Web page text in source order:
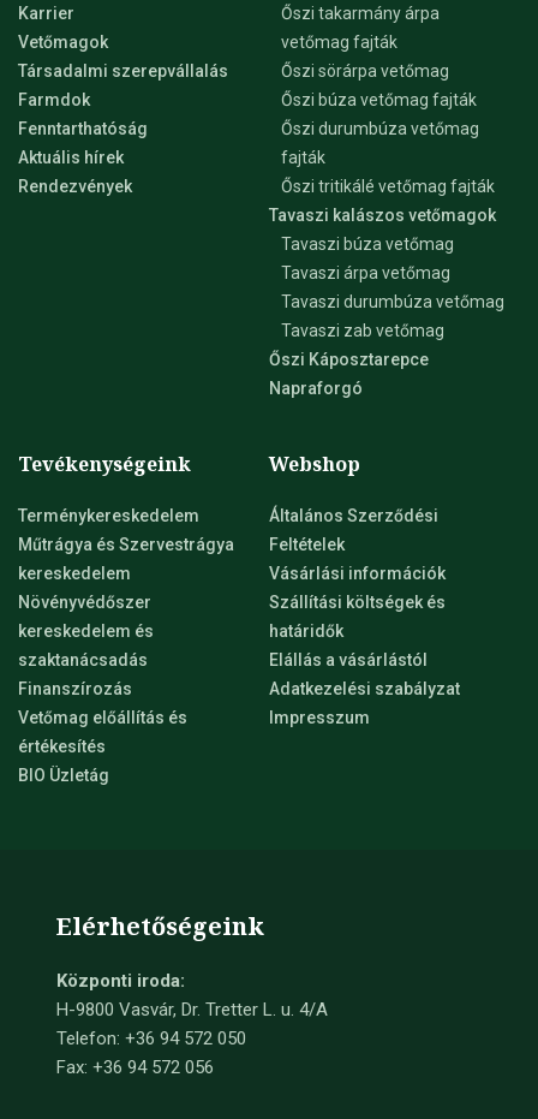
Karrier
Vetőmagok
Társadalmi szerepvállalás
Farmdok
Fenntarthatóság
Aktuális hírek
Rendezvények
Őszi takarmány árpa
vetőmag fajták
Őszi sörárpa vetőmag
Őszi búza vetőmag fajták
Őszi durumbúza vetőmag
fajták
Őszi tritikálé vetőmag fajták
Tavaszi kalászos vetőmagok
Tavaszi búza vetőmag
Tavaszi árpa vetőmag
Tavaszi durumbúza vetőmag
Tavaszi zab vetőmag
Őszi Káposztarepce
Napraforgó
Tevékenységeink
Terménykereskedelem
Műtrágya és Szervestrágya
kereskedelem
Növényvédőszer
kereskedelem és
szaktanácsadás
Finanszírozás
Vetőmag előállítás és
értékesítés
BIO Üzletág
Webshop
Általános Szerződési
Feltételek
Vásárlási információk
Szállítási költségek és
határidők
Elállás a vásárlástól
Adatkezelési szabályzat
Impresszum
Elérhetőségeink
Központi iroda:
H-9800 Vasvár, Dr. Tretter L. u. 4/A
Telefon: +36 94 572 050
Fax: +36 94 572 056